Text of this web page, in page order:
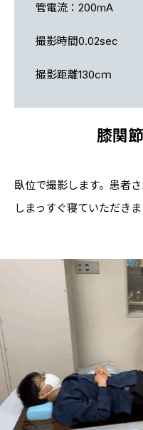
管電流：200mA
撮影時間0.02sec
撮影距離130cｍ
膝関
臥位で撮影します。患者
しまっすぐ寝ていただきま